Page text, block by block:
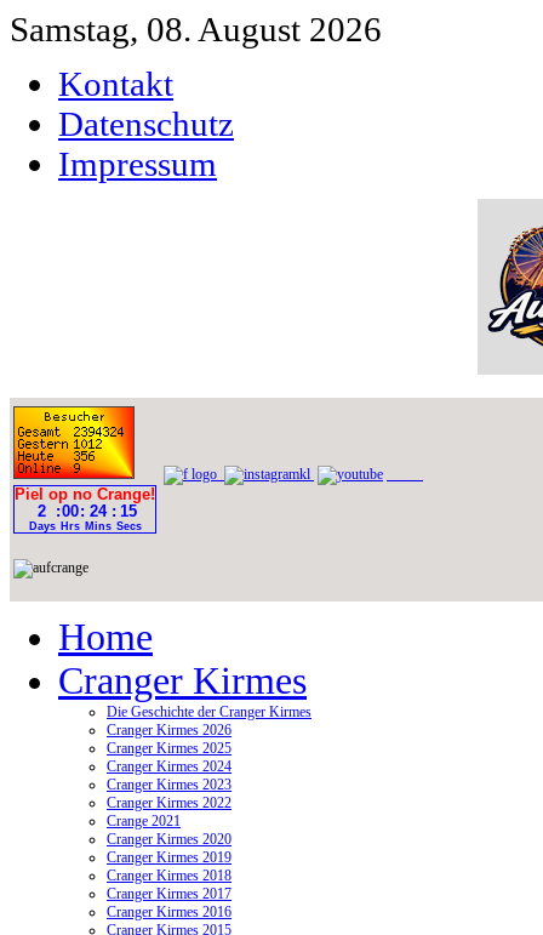
Samstag, 08. August 2026
Kontakt
Datenschutz
Impressum
Home
Cranger Kirmes
Die Geschichte der Cranger Kirmes
Cranger Kirmes 2026
Cranger Kirmes 2025
Cranger Kirmes 2024
Cranger Kirmes 2023
Cranger Kirmes 2022
Crange 2021
Cranger Kirmes 2020
Cranger Kirmes 2019
Cranger Kirmes 2018
Cranger Kirmes 2017
Cranger Kirmes 2016
Cranger Kirmes 2015